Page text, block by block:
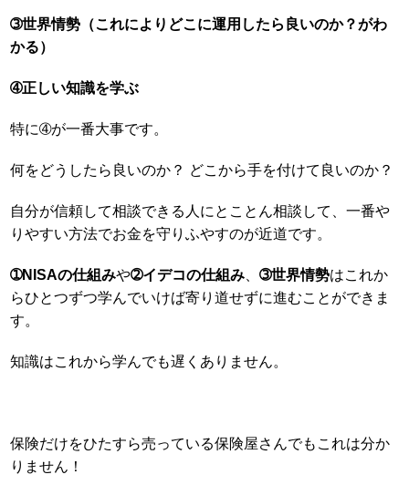
➂世界情勢（これによりどこに運用したら良いのか？がわ
かる）
➃正しい知識を学ぶ
特に➃が一番大事です。
何をどうしたら良いのか？ どこから手を付けて良いのか？
自分が信頼して相談できる人にとことん相談して、一番や
りやすい方法でお金を守りふやすのが近道です。
➀NISAの仕組みや➁イデコの仕組み 、➂世界情勢はこれか
らひとつずつ学んでいけば寄り道せずに進むことができま
す。
知識はこれから学んでも遅くありません。
保険だけをひたすら売っている保険屋さんでもこれは分か
りません！